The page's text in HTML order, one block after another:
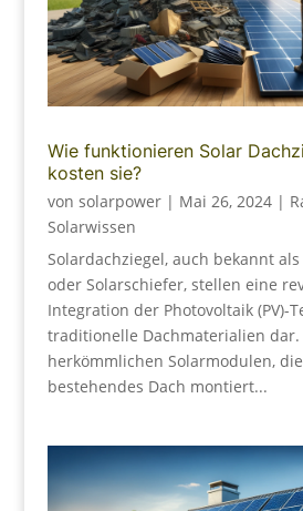
Wie funktionieren Solar
kosten sie?
von solarpower| Mai 26, 2024|
Solarwissen
Solardachziegel, auch bekannt
oder Solarschiefer, stellen eine
Integration der Photovoltaik (PV)-
traditionelle Dachmaterialien dar.
herkömmlichen Solarmodulen,
bestehendes Dach montiert...